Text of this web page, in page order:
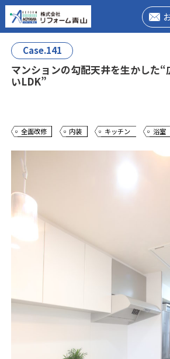
Case.141
マンションの勾配天井を生かした“
いLDK”
全面改修 内装 キッチン 浴室